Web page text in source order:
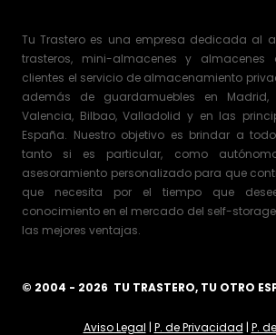
Tu Trastero es una empresa dedicada al
trasteros, mini-almacenes y
clientes el servicio de almacenamiento
además de guardamuebles en Madrid,
Valencia, Bilbao, Valladolid y en las
España. Nuestro objetivo es brindar a
tanto si es particular, como
asesoramiento personalizado para que
que necesita por el tiempo que
conocimiento en el mercado del self-
las mejores ventajas.
© 2004 - 2026 TU TRASTERO, TU OTRO
Aviso Legal | P. de Privacidad | P.